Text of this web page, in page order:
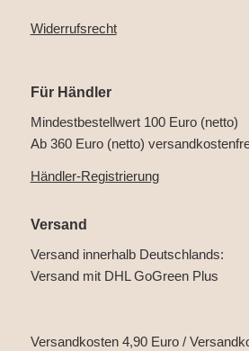
Widerrufsrecht
Für Händler
Mindestbestellwert 100 Euro (netto)
Ab 360 Euro (netto)
Händler-Registrierung
Versand
Versand innerhalb Deutschlands:
Versand mit DHL GoGreen Plus
Versandkosten 4,90 Euro /